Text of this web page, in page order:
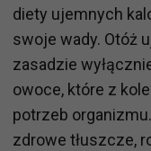
diety ujemnych
swoje wady. Otóż
zasadzie
owoce, które z
potrzeb
zdrowe tłuszcze,